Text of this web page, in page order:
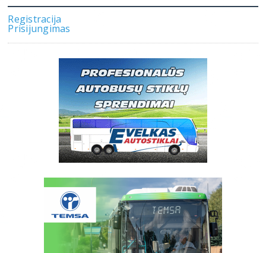
Registracija
Prisijungimas